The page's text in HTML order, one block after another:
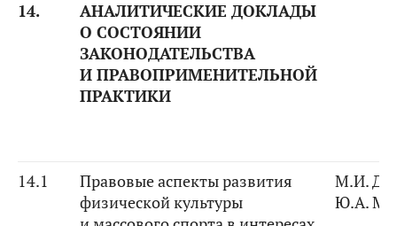
14.
АНАЛИТИЧЕСКИЕ ДОКЛАДЫ
О СОСТОЯНИИ
ЗАКОНОДАТЕЛЬСТВА
И ПРАВОПРИМЕНИТЕЛЬНОЙ
ПРАКТИКИ
14.1
Правовые аспекты развития
физической культуры
М.И.
Ю.А.